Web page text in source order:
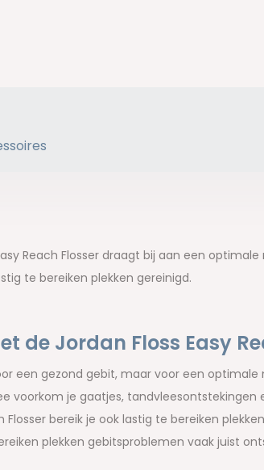
Reach Flosser draagt bij aan een
te bereiken plekken gereinigd.
de Jordan Floss Easy
een gezond gebit, maar voor een
voorkom je gaatjes, tandvleesontstekingen
Flosser bereik je ook lastig te bereiken
plekken gebitsproblemen vaak juist